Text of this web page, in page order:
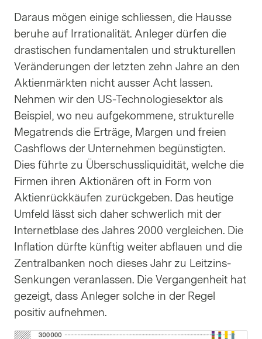
Daraus mögen einige schliessen, die Hausse
beruhe auf Irrationalität. Anleger dürfen die
drastischen fundamentalen und strukturellen
Veränderungen der letzten zehn Jahre an den
Aktienmärkten nicht ausser Acht lassen.
Nehmen wir den US-Technologiesektor als
Beispiel, wo neu aufgekommene, strukturelle
Megatrends die Erträge, Margen und freien
Cashflows der Unternehmen begünstigten.
Dies führte zu Überschussliquidität, welche die
Firmen ihren Aktionären oft in Form von
Aktienrückkäufen zurückgeben. Das heutige
Umfeld lässt sich daher schwerlich mit der
Internetblase des Jahres 2000 vergleichen. Die
Inflation dürfte künftig weiter abflauen und die
Zentralbanken noch dieses Jahr zu Leitzins-
Senkungen veranlassen. Die Vergangenheit hat
gezeigt, dass Anleger solche in der Regel
positiv aufnehmen.